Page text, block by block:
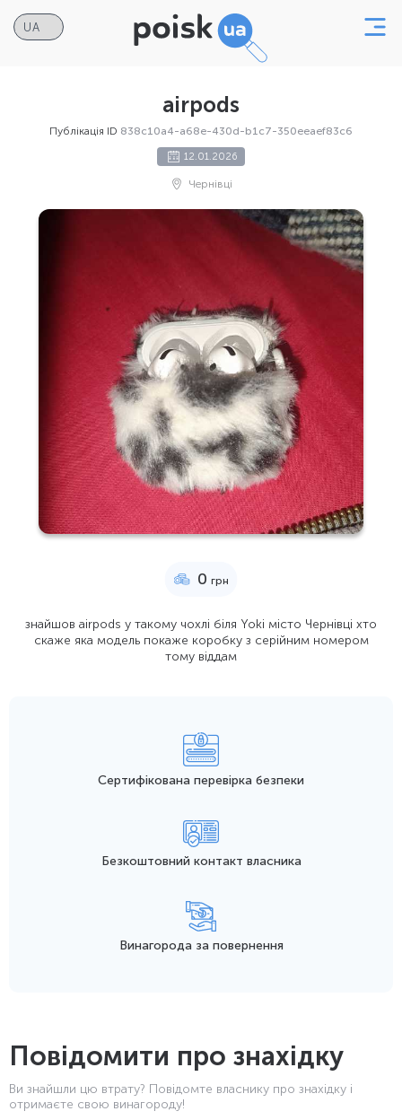
airpods
Публікація ID 838c10a4-a68e-430d-b1c7-350eeaef83c6
12.01.2026
Чернівці
0 грн
знайшов airpods у такому чохлі біля Yoki місто Чернівці хто
скаже яка модель покаже коробку з серійним номером
тому віддам
Сертифікована перевірка безпеки
Безкоштовний контакт власника
Винагорода за повернення
Повідомити про знахідку
Ви знайшли цю втрату? Повідомте власнику про знахідку і
отримаєте свою винагороду!